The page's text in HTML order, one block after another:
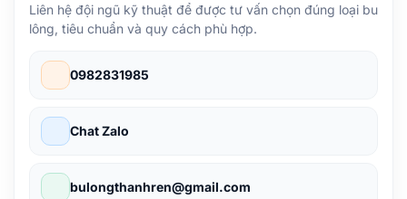
Liên hệ đội ngũ kỹ thuật để được tư vấn chọn đúng loại bu
lông, tiêu chuẩn và quy cách phù hợp.
0982831985
Chat Zalo
bulongthanhren@gmail.com